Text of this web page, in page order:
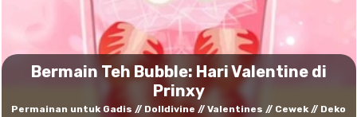
Bermain Teh Bubble: Hari Valentine di
Prinxy
Permainan untuk Gadis Dolldivine Valentines Cewek
Deko